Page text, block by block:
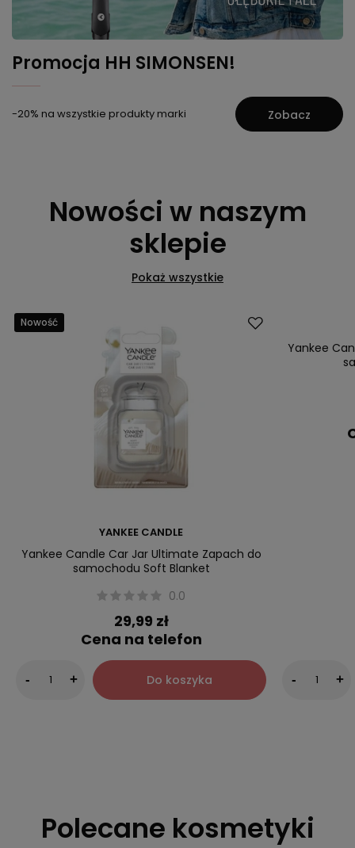
Promocja HH SIMONSEN!
-20% na wszystkie produkty marki Zobacz
Nowości w naszym
sklepie
Pokaż wszystkie
Nowość
YANKEE CANDLE
Yankee Candle Car Jar Ultimate Zapach do
samochodu Soft Blanket
0.0
29,99 zł
Cena na telefon
- + Do koszyka
Yankee
- +
Polecane kosmetyki